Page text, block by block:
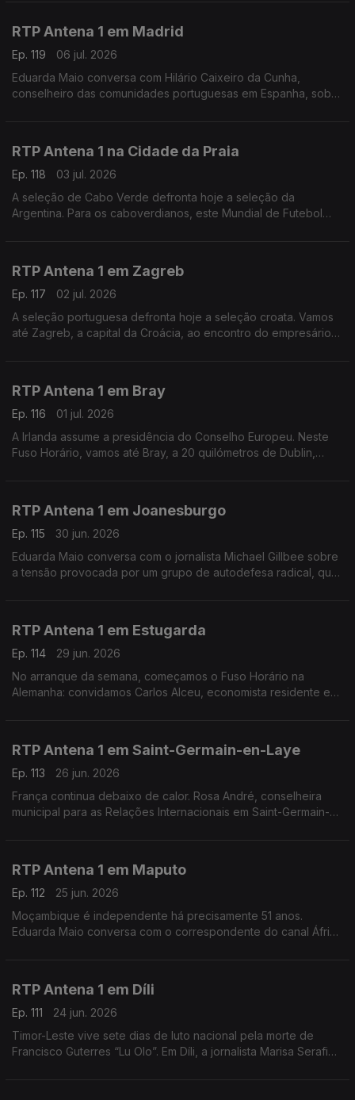
RTP Antena 1 em Madrid
Ep. 119
06 jul. 2026
Eduarda Maio conversa com Hilário Caixeiro da Cunha,
conselheiro das comunidades portuguesas em Espanha, sobre
RTP Antena 1 na Cidade da Praia
Ep. 118
03 jul. 2026
A seleção de Cabo Verde defronta hoje a seleção da
Argentina. Para os caboverdianos, este Mundial de Futebol
RTP Antena 1 em Zagreb
Ep. 117
02 jul. 2026
A seleção portuguesa defronta hoje a seleção croata. Vamos
até Zagreb, a capital da Croácia, ao encontro do empresário
RTP Antena 1 em Bray
Ep. 116
01 jul. 2026
A Irlanda assume a presidência do Conselho Europeu. Neste
Fuso Horário, vamos até Bray, a 20 quilómetros de Dublin,
RTP Antena 1 em Joanesburgo
Ep. 115
30 jun. 2026
Eduarda Maio conversa com o jornalista Michael Gillbee sobre
a tensão provocada por um grupo de autodefesa radical, que
RTP Antena 1 em Estugarda
Ep. 114
29 jun. 2026
No arranque da semana, começamos o Fuso Horário na
Alemanha: convidamos Carlos Alceu, economista residente em
RTP Antena 1 em Saint-Germain-en-Laye
Ep. 113
26 jun. 2026
França continua debaixo de calor. Rosa André, conselheira
municipal para as Relações Internacionais em Saint-Germain-
RTP Antena 1 em Maputo
Ep. 112
25 jun. 2026
Moçambique é independente há precisamente 51 anos.
Eduarda Maio conversa com o correspondente do canal África
RTP Antena 1 em Díli
Ep. 111
24 jun. 2026
Timor-Leste vive sete dias de luto nacional pela morte de
Francisco Guterres “Lu Olo”. Em Díli, a jornalista Marisa Serafim